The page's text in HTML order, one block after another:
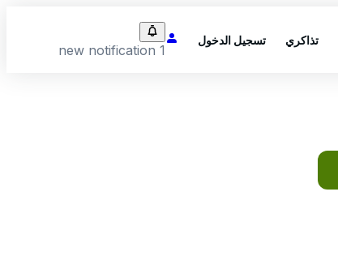
تذاكري تسجيل الدخول
1 new notification